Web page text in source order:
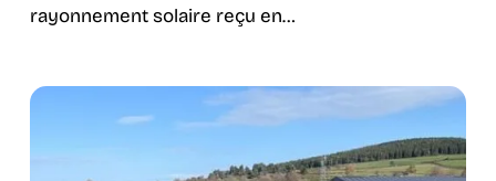
rayonnement solaire reçu en…